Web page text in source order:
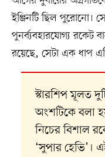
ইঞ্জিনটি ছিল পুরোনো।
পুনর্ব্যবহারযোগ্য রকেট
রয়েছে, সেটা এক ধাপ
স্টারশিপ মূলত
অংশটিকে বলা
নিচের বিশাল
‘সুপার হেভি’।